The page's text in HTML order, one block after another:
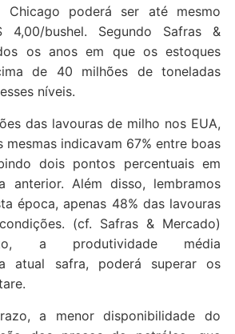
poderá ser até mesmo
4,00/bushel. Segundo Safras &
os anos em que os estoques
de 40 milhões de toneladas
níveis.
das lavouras de milho nos EUA,
indicavam 67% entre boas
dois pontos percentuais em
anterior. Além disso, lembramos
época, apenas 48% das lavouras
(cf. Safras & Mercado)
a produtividade média
atual safra, poderá superar os
a menor disponibilidade do